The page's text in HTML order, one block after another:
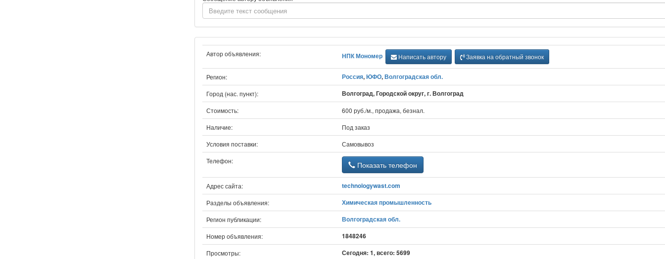
Автор объявления: НПК Мономер Написать автору Заявка на обратный звонок
Регион: Россия,ЮФО,Волгоградская обл.
Город (нас. пункт): Волгоград, Городской округ, г. Волгоград
Стоимость:
600 руб./м., продажа, безнал.
Наличие:
Под заказ
Условия поставки:
Самовывоз
Телефон:
Показать телефон
Адрес сайта: technologywast.com
Разделы объявления: Химическая промышленность
Регион публикации: Волгоградская обл.
Номер объявления: 1848246
Просмотры: Сегодня: 1, всего: 5699